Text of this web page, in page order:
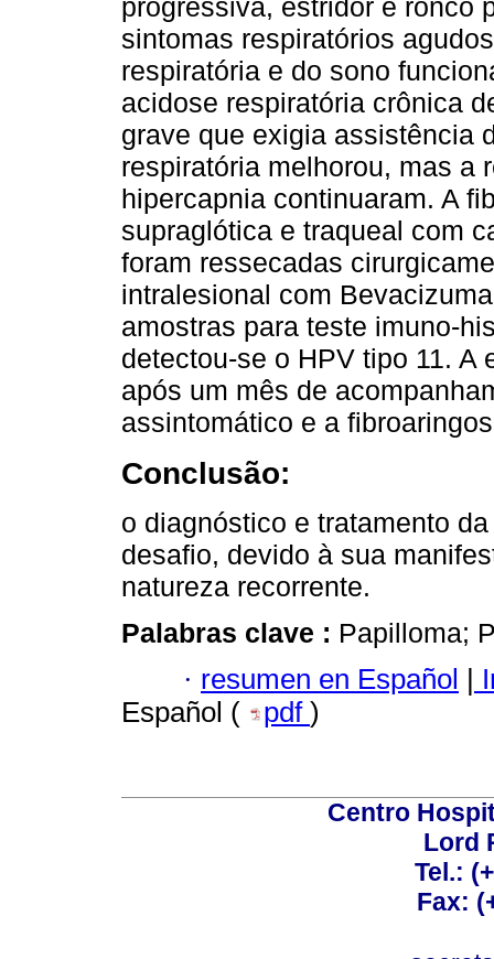
progressiva, estridor e ronco
sintomas respiratórios
respiratória e do sono
acidose respiratória crônica
grave que exigia assistência
respiratória melhorou, mas a
hipercapnia continuaram. A
supraglótica e traqueal com
foram ressecadas
intralesional com
amostras para teste imuno-
detectou-se o HPV tipo 11.
após um mês de
assintomático e a
Conclusão:
o diagnóstico e tratamento
desafio, devido à sua
natureza recorrente.
Palabras clave : Papilloma;
· resumen en Español
Español (
pdf )
Centro
Lord
Tel.:
Fax: